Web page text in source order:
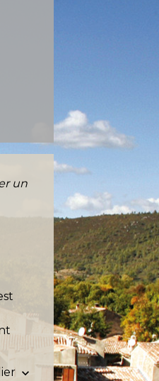
un
keyboard_arrow_down